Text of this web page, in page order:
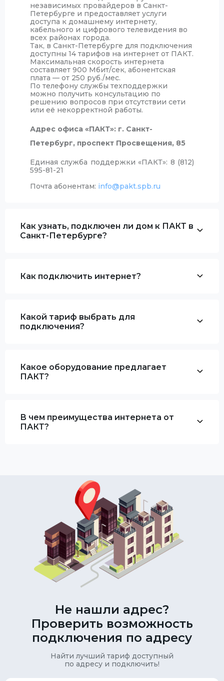
независимых провайдеров в Санкт-
Петербурге и предоставляет услуги
доступа к домашнему интернету,
кабельного и цифрового телевидения во
всех районах города.
Так, в Санкт-Петербурге для подключения
доступны 14 тарифов на интернет от ПАКТ.
Максимальная скорость интернета
составляет 900 Мбит/сек, абонентская
плата — от 250 руб./мес.
По телефону службы техподдержки
можно получить консультацию по
решению вопросов при отсутствии сети
или её некорректной работы.
Адрес офиса «ПАКТ»: г. Санкт-
Петербург, проспект Просвещения, 85
Единая служба поддержки «ПАКТ»: 8 (812)
595-81-21
Почта абонентам: info@pakt.spb.ru
Как узнать, подключен ли дом к ПАКТ в
Санкт-Петербурге?
Как подключить интернет?
Какой тариф выбрать для
подключения?
Какое оборудование предлагает
ПАКТ?
В чем преимущества интернета от
ПАКТ?
Не нашли адрес?
Проверить возможность
подключения по адресу
Найти лучший тариф доступный
по адресу и подключить!